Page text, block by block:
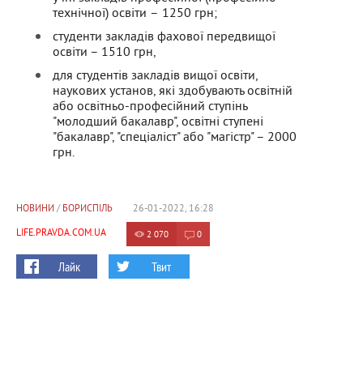
технічної) освіти – 1250 грн;
студенти закладів фахової передвищої
освіти – 1510 грн,
для студентів закладів вищої освіти,
наукових установ, які здобувають освітній
або освітньо-професійний ступінь
"молодший бакалавр", освітні ступені
"бакалавр", "спеціаліст" або "магістр" – 2000
грн.
НОВИНИ/ БОРИСПІЛЬ
26-01-2022, 16:28
LIFE.PRAVDA.COM.UA
2 070 0
Лайк Твит